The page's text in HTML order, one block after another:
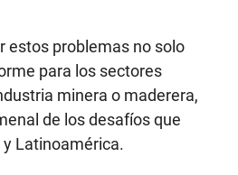
estos problemas no solo
para los sectores
minera o maderera,
de los desafíos que
Latinoamérica.